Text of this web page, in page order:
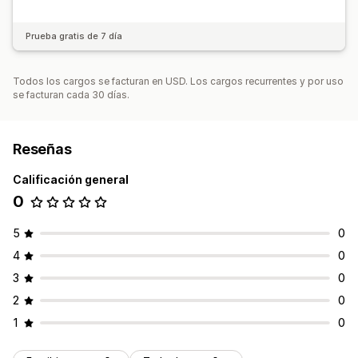
Prueba gratis de 7 día
Todos los cargos se facturan en USD. Los cargos recurrentes y por uso
se facturan cada 30 días.
Reseñas
Calificación general
0
5
0
4
0
3
0
2
0
1
0